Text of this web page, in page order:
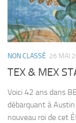
NON CLASSÉ 26 MAI
TEX & MEX
Voici 42 ans dans
débarquant à
nouveau roi de cet